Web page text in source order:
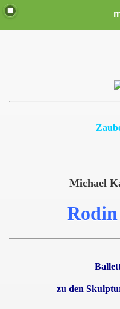
Michael
zu den